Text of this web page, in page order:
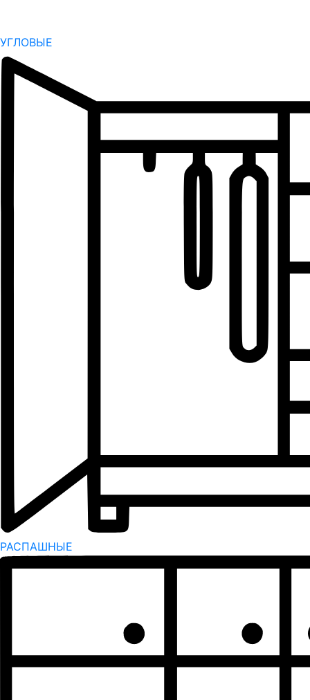
УГЛОВЫЕ
РАСПАШНЫЕ